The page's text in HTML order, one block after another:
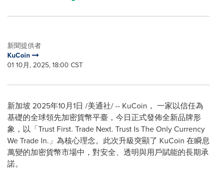
新聞提供者
KuCoin
01 10月, 2025, 18:00 CST
新加坡 2025年10月1日 /美通社/ -- KuCoin， 一家以信任為
基礎的全球領先加密貨幣平臺，今日正式發佈全新品牌形
象，以「Trust First. Trade Next. Trust Is The Only Currency
We Trade In.」為核心理念。此次升級突顯了 KuCoin 在瞬息
萬變的加密貨幣市場中，對安全、透明與用戶賦能的長期承
諾。